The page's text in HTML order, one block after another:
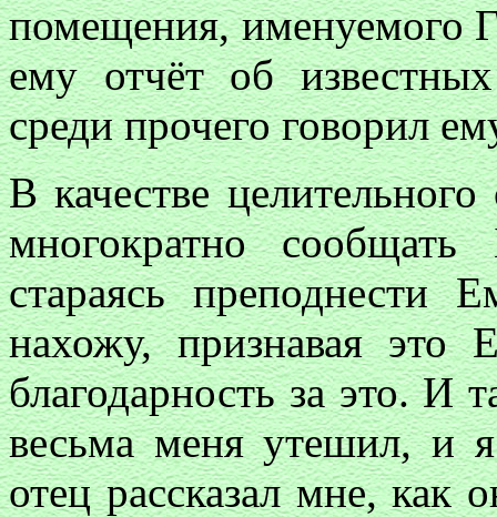
помещения, именуемого
ему отчёт об
среди прочего говорил
В качестве
многократно
стараясь
нахожу, признавая это
благодарность за это. И
весьма меня утешил, и
отец рассказал мне, как